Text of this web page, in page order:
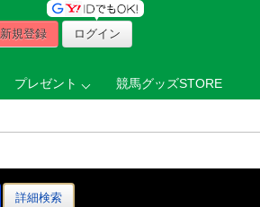
新規登録 ログイン
プレゼント 競馬グッズSTORE
詳細検索